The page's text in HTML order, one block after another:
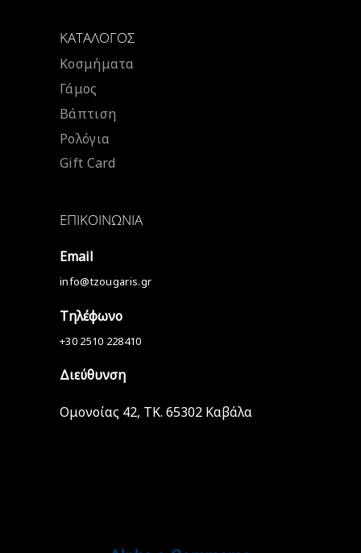
ΚΑΤΆΛΟΓΟΣ
Κοσμήματα
Γάμος
Βάπτιση
Ρολόγια
Gift Card
ΕΠΙΚΟΙΝΩΝΊΑ
Email
info@tzougaris.gr
Τηλέφωνο
+30 2510 228410
Διεύθυνση
Ομονοίας 42, ΤΚ. 65302 Καβάλα